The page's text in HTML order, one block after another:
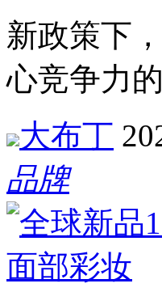
新政策下
心竞争力
大布丁
品牌